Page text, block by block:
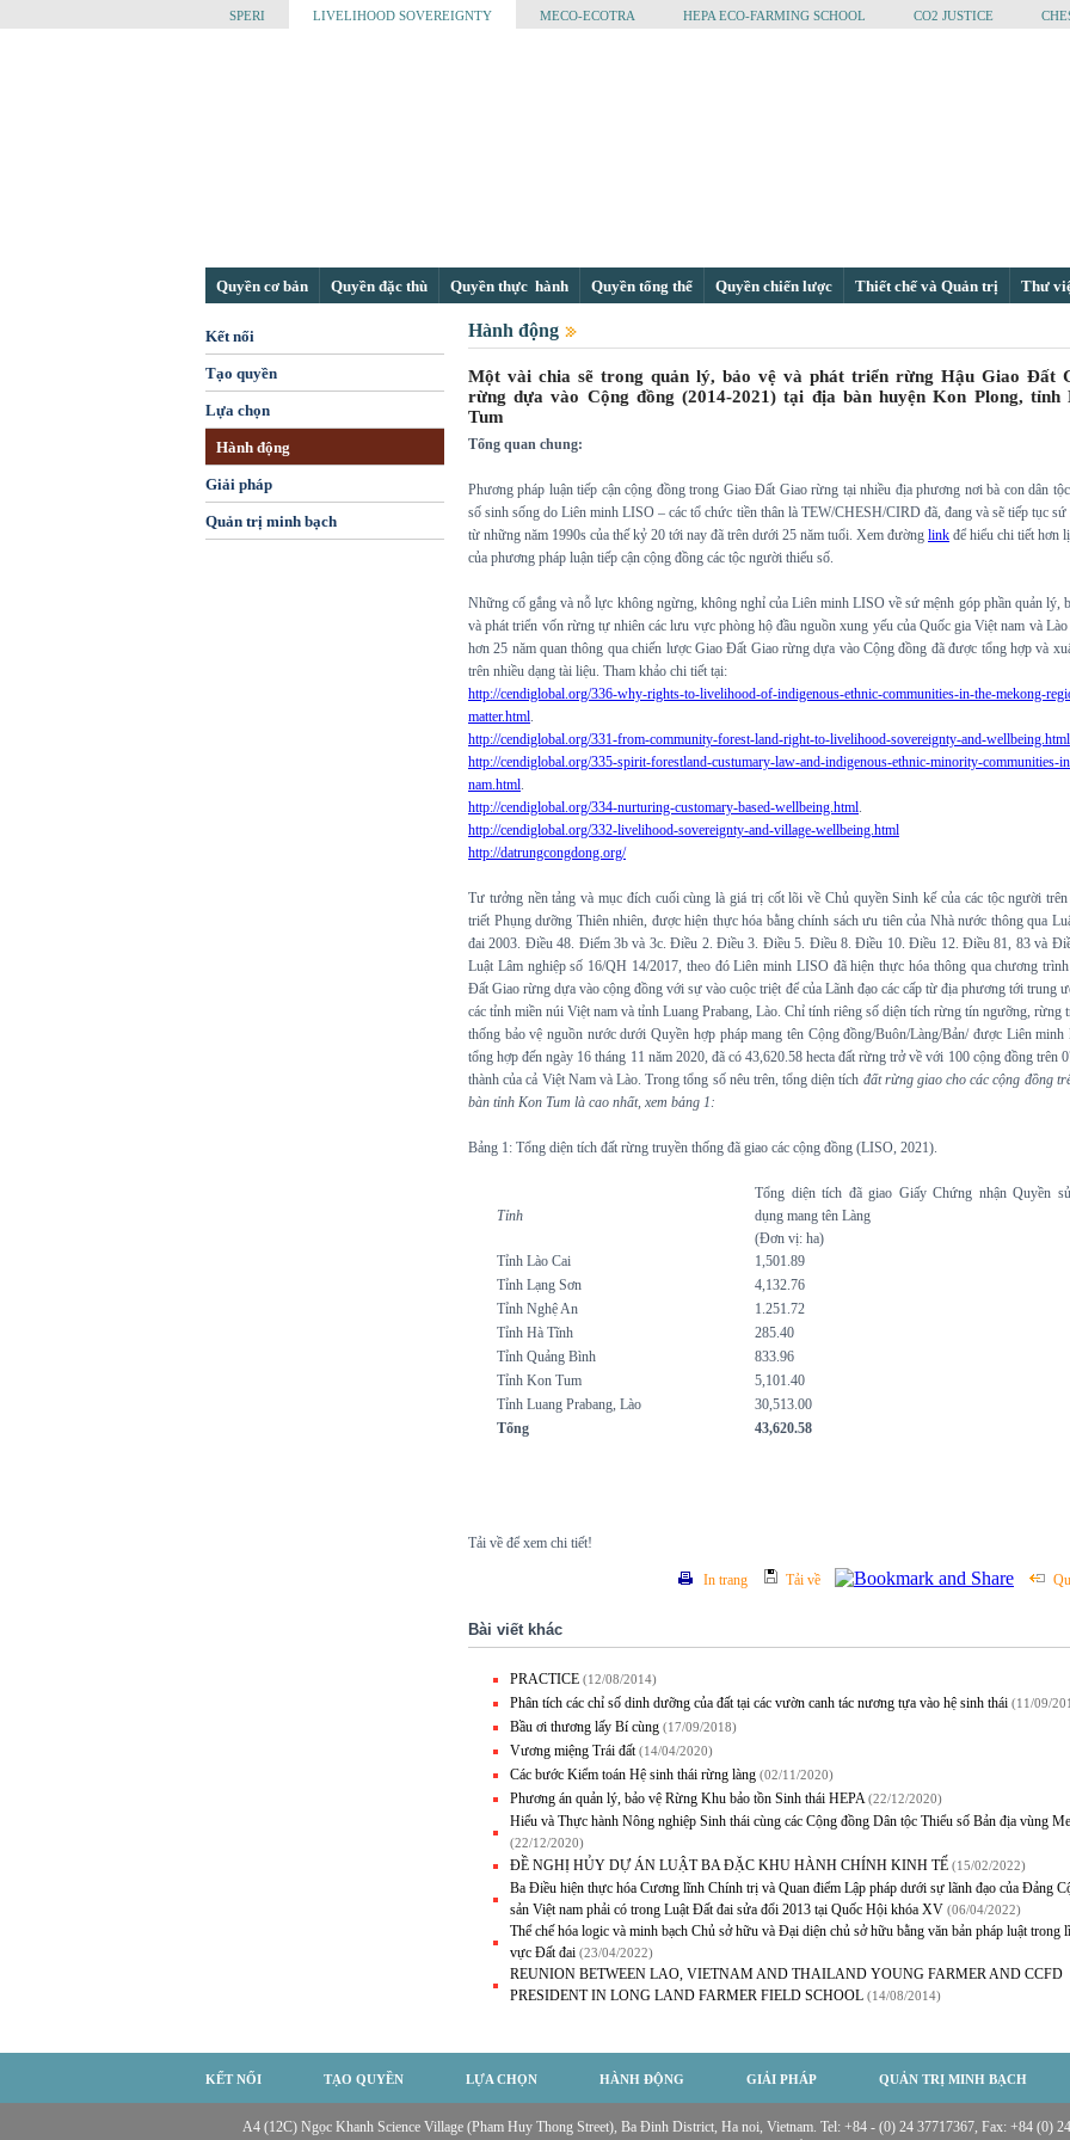
SPERI LIVELIHOOD SOVEREIGNTY MECO-ECOTRA HEPA ECO-FARMING SCHOOL CO2 JUSTICE
Quyền cơ bản Quyền đặc thù Quyền thực hành Quyền tổng thể Quyền chiến lược Thiết chế và Quản trị Thư
Kết nối
Tạo quyền
Lựa chọn
Hành động
Giải pháp
Quản trị minh bạch
Hành động
Một vài chia sẽ trong quản lý, bảo vệ và phát triển rừng Hậu Giao Đất
rừng dựa vào Cộng đồng (2014-2021) tại địa bàn huyện Kon Plong, tỉnh
Tum
Tổng quan chung:
Phương pháp luận tiếp cận cộng đồng trong Giao Đất Giao rừng tại nhiều địa phương nơi bà con dân
số sinh sống do Liên minh LISO – các tổ chức tiền thân là TEW/CHESH/CIRD đã, đang và sẽ tiếp tục sứ
từ những năm 1990s của thế kỷ 20 tới nay đã trên dưới 25 năm tuổi. Xem đường link để hiểu chi tiết hơn
của phương pháp luận tiếp cận cộng đồng các tộc người thiểu số.
Những cố gắng và nỗ lực không ngừng, không nghỉ của Liên minh LISO về sứ mệnh góp phần quản lý,
và phát triển vốn rừng tự nhiên các lưu vực phòng hộ đầu nguồn xung yếu của Quốc gia Việt nam và
hơn 25 năm quan thông qua chiến lược Giao Đất Giao rừng dựa vào Cộng đồng đã được tổng hợp và
trên nhiều dạng tài liệu. Tham khảo chi tiết tại:
http://cendiglobal.org/336-why-rights-to-livelihood-of-indigenous-ethnic-communities-in-the-mekong-
matter.html.
http://cendiglobal.org/331-from-community-forest-land-right-to-livelihood-sovereignty-and-wellbeing.html
http://cendiglobal.org/335-spirit-forestland-custumary-law-and-indigenous-ethnic-minority-communities-
nam.html.
http://cendiglobal.org/334-nurturing-customary-based-wellbeing.html.
http://cendiglobal.org/332-livelihood-sovereignty-and-village-wellbeing.html
http://datrungcongdong.org/
Tư tưởng nền tảng và mục đích cuối cùng là giá trị cốt lõi về Chủ quyền Sinh kế của các tộc người
triết Phụng dưỡng Thiên nhiên, được hiện thực hóa bằng chính sách ưu tiên của Nhà nước thông qua
đai 2003. Điều 48. Điểm 3b và 3c. Điều 2. Điều 3. Điều 5. Điều 8. Điều 10. Điều 12. Điều 81, 83 và
Luật Lâm nghiệp số 16/QH 14/2017, theo đó Liên minh LISO đã hiện thực hóa thông qua chương
Đất Giao rừng dựa vào cộng đồng với sự vào cuộc triệt để của Lãnh đạo các cấp từ địa phương tới trung
các tỉnh miền núi Việt nam và tỉnh Luang Prabang, Lào. Chỉ tính riêng số diện tích rừng tín ngưỡng, rừng
thống bảo vệ nguồn nước dưới Quyền hợp pháp mang tên Cộng đồng/Buôn/Làng/Bản/ được Liên
tổng hợp đến ngày 16 tháng 11 năm 2020, đã có 43,620.58 hecta đất rừng trở về với 100 cộng đồng trên
thành của cả Việt Nam và Lào. Trong tổng số nêu trên, tổng diện tích đất rừng giao cho các cộng đồng
bàn tỉnh Kon Tum là cao nhất, xem bảng 1:
Bảng 1: Tổng diện tích đất rừng truyền thống đã giao các cộng đồng (LISO, 2021).
Tỉnh
Tổng diện tích đã giao Giấy Chứng nhận Quyền
dụng mang tên Làng
(Đơn vị: ha)
Tỉnh Lào Cai
1,501.89
Tỉnh Lạng Sơn
4,132.76
Tỉnh Nghệ An
1.251.72
Tỉnh Hà Tĩnh
285.40
Tỉnh Quảng Bình
833.96
Tỉnh Kon Tum
5,101.40
Tỉnh Luang Prabang, Lào
30,513.00
Tổng
43,620.58
Tải về để xem chi tiết!
In trang Tải về
Bài viết khác
PRACTICE (12/08/2014)
Phân tích các chỉ số dinh dưỡng của đất tại các vườn canh tác nương tựa vào hệ sinh thái (11/09/
Bầu ơi thương lấy Bí cùng (17/09/2018)
Vương miệng Trái đất(14/04/2020)
Các bước Kiểm toán Hệ sinh thái rừng làng (02/11/2020)
Phương án quản lý, bảo vệ Rừng Khu bảo tồn Sinh thái HEPA(22/12/2020)
Hiểu và Thực hành Nông nghiệp Sinh thái cùng các Cộng đồng Dân tộc Thiểu số Bản địa vùng
(22/12/2020)
ĐỀ NGHỊ HỦY DỰ ÁN LUẬT BA ĐẶC KHU HÀNH CHÍNH KINH TẾ (15/02/2022)
Ba Điều hiện thực hóa Cương lĩnh Chính trị và Quan điểm Lập pháp dưới sự lãnh đạo của Đảng
sản Việt nam phải có trong Luật Đất đai sửa đổi 2013 tại Quốc Hội khóa XV (06/04/2022)
Thể chế hóa logic và minh bạch Chủ sở hữu và Đại diện chủ sở hữu bằng văn bản pháp luật trong
vực Đất đai (23/04/2022)
REUNION BETWEEN LAO, VIETNAM AND THAILAND YOUNG FARMER AND CCFD
PRESIDENT IN LONG LAND FARMER FIELD SCHOOL (14/08/2014)
KẾT NỐI TẠO QUYỀN LỰA CHỌN HÀNH ĐỘNG GIẢI PHÁP QUẢN TRỊ MINH BẠCH
A4 (12C) Ngọc Khanh Science Village (Pham Huy Thong Street), Ba Đinh District, Ha noi, Vietnam. Tel: +84 - (0) 24 37717367, Fax: +84 (0)